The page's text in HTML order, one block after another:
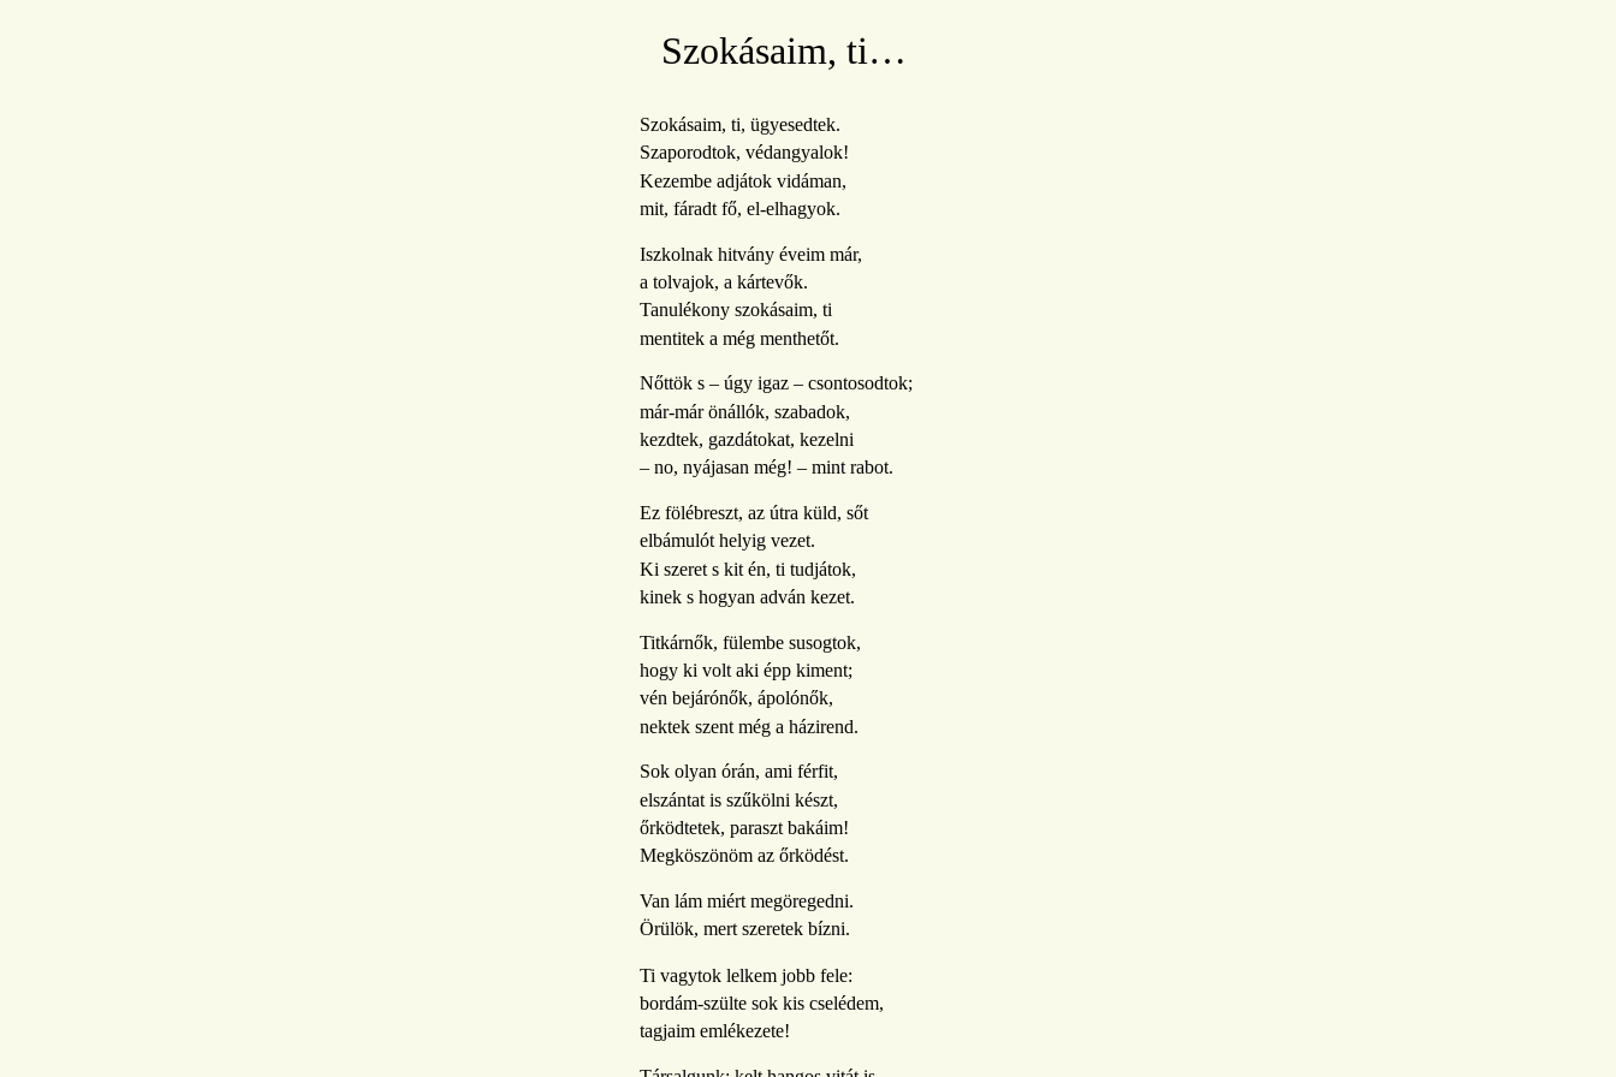
Szokásaim, ti…
Szokásaim, ti, ügyesedtek.
Szaporodtok, védangyalok!
Kezembe adjátok vidáman,
mit, fáradt fő, el-elhagyok.
Iszkolnak hitvány éveim már,
a tolvajok, a kártevők.
Tanulékony szokásaim, ti
mentitek a még menthetőt.
Nőttök s – úgy igaz – csontosodtok;
már-már önállók, szabadok,
kezdtek, gazdátokat, kezelni
– no, nyájasan még! – mint rabot.
Ez fölébreszt, az útra küld, sőt
elbámulót helyig vezet.
Ki szeret s kit én, ti tudjátok,
kinek s hogyan adván kezet.
Titkárnők, fülembe susogtok,
hogy ki volt aki épp kiment;
vén bejárónők, ápolónők,
nektek szent még a házirend.
Sok olyan órán, ami férfit,
elszántat is szűkölni készt,
őrködtetek, paraszt bakáim!
Megköszönöm az őrködést.
Van lám miért megöregedni.
Örülök, mert szeretek bízni.
Ti vagytok lelkem jobb fele:
bordám-szülte sok kis cselédem,
tagjaim emlékezete!